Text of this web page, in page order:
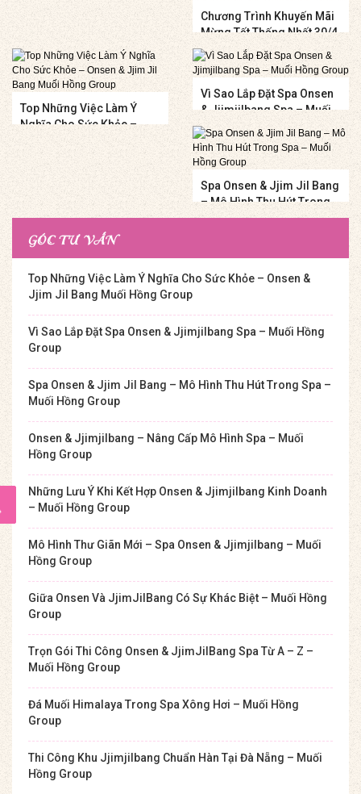
Chương Trình Khuyến Mãi
Mừng Tết Thống Nhất 30/4
Và Quốc Tế Lao Động 1/5
Top Những Việc Làm Ý
Nghĩa Cho Sức Khỏe –
Onsen & Jjim Jil Bang
Muối Hồng Group
Vì Sao Lắp Đặt Spa Onsen
& Jjimjilbang Spa – Muối
Hồng Group
Spa Onsen & Jjim Jil Bang
– Mô Hình Thu Hút Trong
Spa – Muối Hồng Group
GÓC TƯ VẤN
Top Những Việc Làm Ý Nghĩa Cho Sức Khỏe – Onsen &
Jjim Jil Bang Muối Hồng Group
Vì Sao Lắp Đặt Spa Onsen & Jjimjilbang Spa – Muối Hồng
Group
Spa Onsen & Jjim Jil Bang – Mô Hình Thu Hút Trong Spa –
Muối Hồng Group
Onsen & Jjimjilbang – Nâng Cấp Mô Hình Spa – Muối
Hồng Group
Những Lưu Ý Khi Kết Hợp Onsen & Jjimjilbang Kinh Doanh
– Muối Hồng Group
Mô Hình Thư Giãn Mới – Spa Onsen & Jjimjilbang – Muối
Hồng Group
Giữa Onsen Và JjimJilBang Có Sự Khác Biệt – Muối Hồng
Group
Trọn Gói Thi Công Onsen & JjimJilBang Spa Từ A – Z –
Muối Hồng Group
Đá Muối Himalaya Trong Spa Xông Hơi – Muối Hồng
Group
Thi Công Khu Jjimjilbang Chuẩn Hàn Tại Đà Nẵng – Muối
Hồng Group